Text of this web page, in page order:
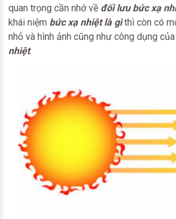
quan trọng cần nhớ về đối lưu bức xạ
khái niệm bức xạ nhiệt là gìthì còn có
nhỏ và hình ảnh cũng như công dụng của
nhiệt.